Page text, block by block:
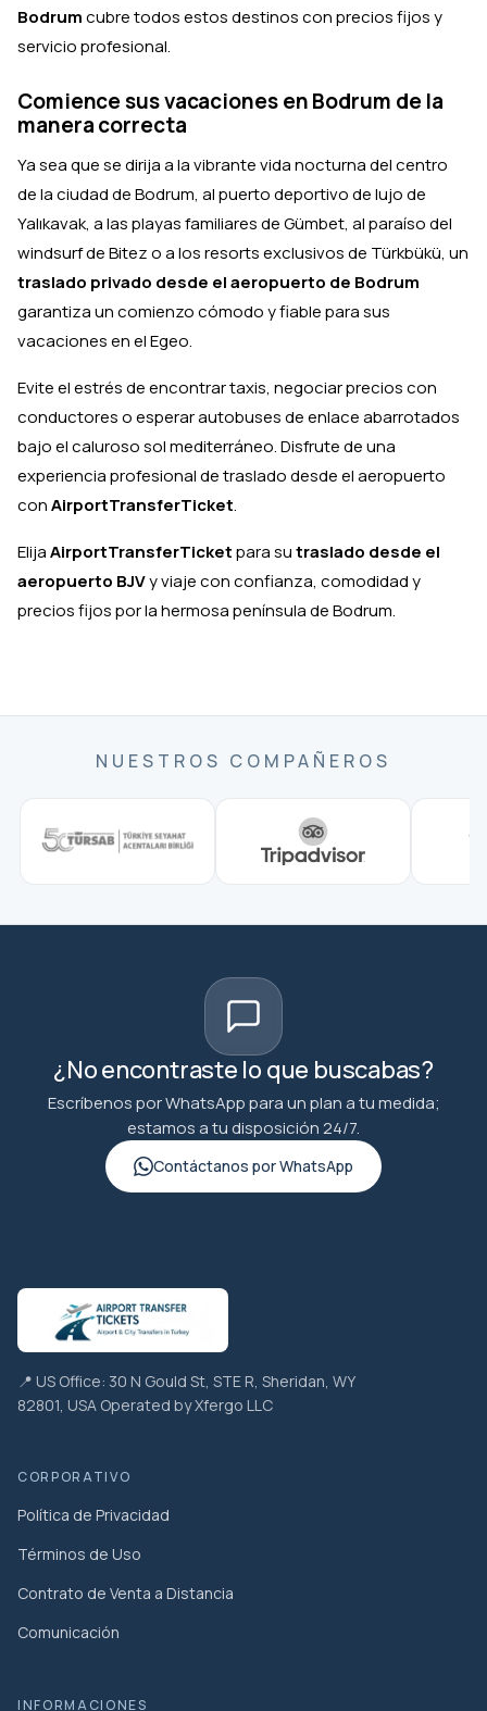
Bodrumcubre todos estos destinos con precios fijos y
servicio profesional.
Comience sus vacaciones en Bodrum de la
manera correcta
Ya sea que se dirija a la vibrante vida nocturna del centro
de la ciudad de Bodrum, al puerto deportivo de lujo de
Yalıkavak, a las playas familiares de Gümbet, al paraíso del
windsurf de Bitez o a los resorts exclusivos de Türkbükü, un
traslado privado desde el aeropuerto de Bodrum
garantiza un comienzo cómodo y fiable para sus
vacaciones en el Egeo.
Evite el estrés de encontrar taxis, negociar precios con
conductores o esperar autobuses de enlace abarrotados
bajo el caluroso sol mediterráneo. Disfrute de una
experiencia profesional de traslado desde el aeropuerto
conAirportTransferTicket.
ElijaAirportTransferTicketpara sutraslado desde el
aeropuerto BJVy viaje con confianza, comodidad y
precios fijos por la hermosa península de Bodrum.
NUESTROS COMPAÑEROS
¿No encontraste lo que buscabas?
Escríbenos por WhatsApp para un plan a tu medida;
estamos a tu disposición 24/7.
Contáctanos por WhatsApp
📍 US Office: 30 N Gould St, STE R, Sheridan, WY
82801, USA Operated by Xfergo LLC
CORPORATIVO
Política de Privacidad
Términos de Uso
Contrato de Venta a Distancia
Comunicación
INFORMACIONES